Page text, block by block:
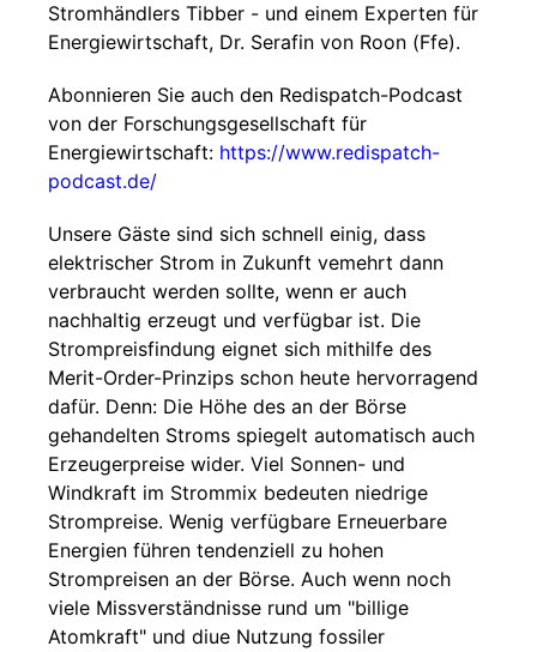
Stromhändlers Tibber - und einem Experten für
Energiewirtschaft, Dr. Serafin von Roon (Ffe).
Abonnieren Sie auch den Redispatch-Podcast
von der Forschungsgesellschaft für
Energiewirtschaft: https://www.redispatch-
podcast.de/
Unsere Gäste sind sich schnell einig, dass
elektrischer Strom in Zukunft vemehrt dann
verbraucht werden sollte, wenn er auch
nachhaltig erzeugt und verfügbar ist. Die
Strompreisfindung eignet sich mithilfe des
Merit-Order-Prinzips schon heute hervorragend
dafür. Denn: Die Höhe des an der Börse
gehandelten Stroms spiegelt automatisch auch
Erzeugerpreise wider. Viel Sonnen- und
Windkraft im Strommix bedeuten niedrige
Strompreise. Wenig verfügbare Erneuerbare
Energien führen tendenziell zu hohen
Strompreisen an der Börse. Auch wenn noch
viele Missverständnisse rund um "billige
Atomkraft" und diue Nutzung fossiler